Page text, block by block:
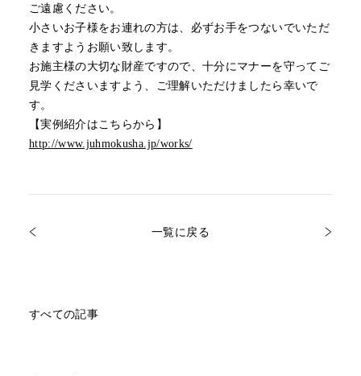
ご遠慮ください。
小さいお子様をお連れの方は、必ずお手をつないでいただ
きますようお願い致します。
お施主様の大切な財産ですので、十分にマナーを守ってご
見学くださいますよう、ご理解いただけましたら幸いで
す。
【実例紹介はこちらから】
http://www.juhmokusha.jp/works/
一覧に戻る
すべての記事